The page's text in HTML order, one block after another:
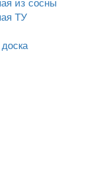
ТУ